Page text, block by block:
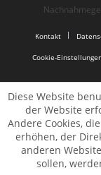
Kontakt
Cookie-
Diese Website
der Website
Andere Cookies,
erhöhen, der
anderen
sollen,